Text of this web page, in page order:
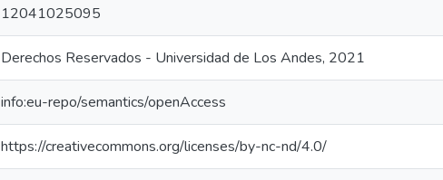
12041025095
Derechos Reservados - Universidad de Los Andes, 2021
info:eu-repo/semantics/openAccess
https://creativecommons.org/licenses/by-nc-nd/4.0/